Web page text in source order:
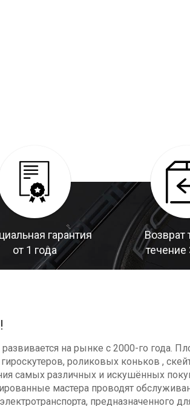
гарантия
от 1 года
Возврат
течение
на рынке с 2000-го года.
роликовых коньков ,
самых различных и искушённых
мастера проводят
предназначенного